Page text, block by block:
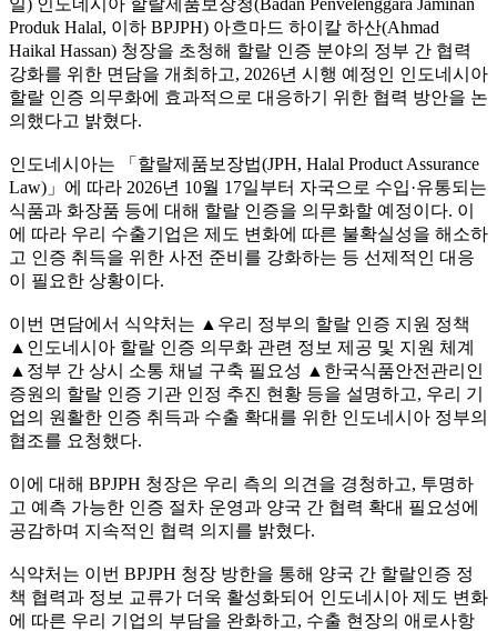
일) 인도네시아 할랄제품보장청(Badan Penvelenggara Jaminan
Produk Halal, 이하 BPJPH) 아흐마드 하이칼 하산(Ahmad
Haikal Hassan) 청장을 초청해 할랄 인증 분야의 정부 간 협력
강화를 위한 면담을 개최하고, 2026년 시행 예정인 인도네시아
할랄 인증 의무화에 효과적으로 대응하기 위한 협력 방안을 논
의했다고 밝혔다.
인도네시아는 「할랄제품보장법(JPH, Halal Product Assurance
Law)」에 따라 2026년 10월 17일부터 자국으로 수입·유통되는
식품과 화장품 등에 대해 할랄 인증을 의무화할 예정이다. 이
에 따라 우리 수출기업은 제도 변화에 따른 불확실성을 해소하
고 인증 취득을 위한 사전 준비를 강화하는 등 선제적인 대응
이 필요한 상황이다.
이번 면담에서 식약처는 ▲우리 정부의 할랄 인증 지원 정책
▲인도네시아 할랄 인증 의무화 관련 정보 제공 및 지원 체계
▲정부 간 상시 소통 채널 구축 필요성 ▲한국식품안전관리인
증원의 할랄 인증 기관 인정 추진 현황 등을 설명하고, 우리 기
업의 원활한 인증 취득과 수출 확대를 위한 인도네시아 정부의
협조를 요청했다.
이에 대해 BPJPH 청장은 우리 측의 의견을 경청하고, 투명하
고 예측 가능한 인증 절차 운영과 양국 간 협력 확대 필요성에
공감하며 지속적인 협력 의지를 밝혔다.
식약처는 이번 BPJPH 청장 방한을 통해 양국 간 할랄인증 정
책 협력과 정보 교류가 더욱 활성화되어 인도네시아 제도 변화
에 따른 우리 기업의 부담을 완화하고, 수출 현장의 애로사항